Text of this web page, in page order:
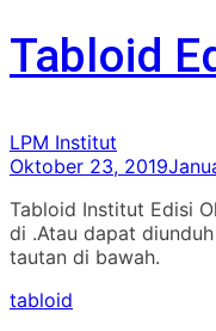
Tabloid
LPM Institut
Oktober 23, 2019
Tabloid Institut Edisi
di .Atau dapat
tautan di bawah.
tabloid